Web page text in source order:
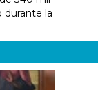
durante la